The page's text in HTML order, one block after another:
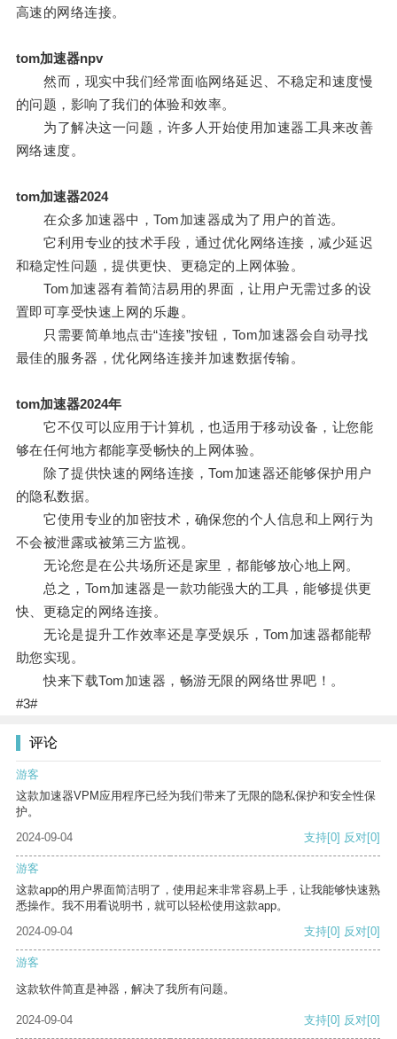
高速的网络连接。
tom加速器npv
然而，现实中我们经常面临网络延迟、不稳定和速度慢
的问题，影响了我们的体验和效率。
为了解决这一问题，许多人开始使用加速器工具来改善
网络速度。
tom加速器2024
在众多加速器中，Tom加速器成为了用户的首选。
它利用专业的技术手段，通过优化网络连接，减少延迟
和稳定性问题，提供更快、更稳定的上网体验。
Tom加速器有着简洁易用的界面，让用户无需过多的设
置即可享受快速上网的乐趣。
只需要简单地点击“连接”按钮，Tom加速器会自动寻找
最佳的服务器，优化网络连接并加速数据传输。
tom加速器2024年
它不仅可以应用于计算机，也适用于移动设备，让您能
够在任何地方都能享受畅快的上网体验。
除了提供快速的网络连接，Tom加速器还能够保护用户
的隐私数据。
它使用专业的加密技术，确保您的个人信息和上网行为
不会被泄露或被第三方监视。
无论您是在公共场所还是家里，都能够放心地上网。
总之，Tom加速器是一款功能强大的工具，能够提供更
快、更稳定的网络连接。
无论是提升工作效率还是享受娱乐，Tom加速器都能帮
助您实现。
快来下载Tom加速器，畅游无限的网络世界吧！。
#3#
评论
游客
这款加速器VPM应用程序已经为我们带来了无限的隐私保护和安全性保
护。
2024-09-04
支持[0] 反对[0]
游客
这款app的用户界面简洁明了，使用起来非常容易上手，让我能够快速熟
悉操作。我不用看说明书，就可以轻松使用这款app。
2024-09-04
支持[0] 反对[0]
游客
这款软件简直是神器，解决了我所有问题。
2024-09-04 支持[0] 反对[0]